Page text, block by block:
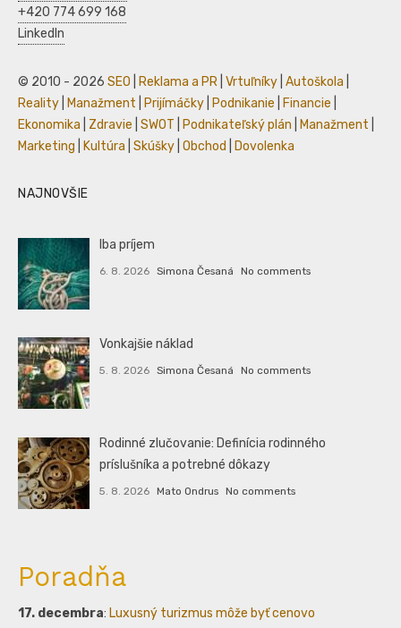
+420 774 699 168
LinkedIn
© 2010 - 2026 SEO Reklama a PR Vrtuľníky Autoškola
Reality
Manažment Prijímáčky Podnikanie Financie
Ekonomika
Zdravie SWOT Podnikateľský plán Manažment
Marketing
Kultúra Skúšky Obchod Dovolenka
NAJNOVŠIE
Iba príjem
6. 8. 2026 Simona Česaná No comments
Vonkajšie náklad
5. 8. 2026 Simona Česaná No comments
Rodinné zlučovanie: Definícia rodinného
príslušníka a potrebné dôkazy
5. 8. 2026 Mato Ondrus No comments
Poradňa
17. decembra: Luxusný turizmus môže byť cenovo